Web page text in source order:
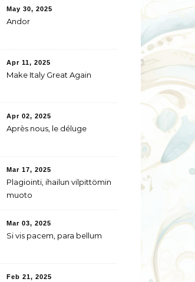
May 30, 2025
Andor
Apr 11, 2025
Make Italy Great Again
Apr 02, 2025
Après nous, le déluge
Mar 17, 2025
Plagiointi, ihailun vilpittömin
muoto
Mar 03, 2025
Si vis pacem, para bellum
Feb 21, 2025